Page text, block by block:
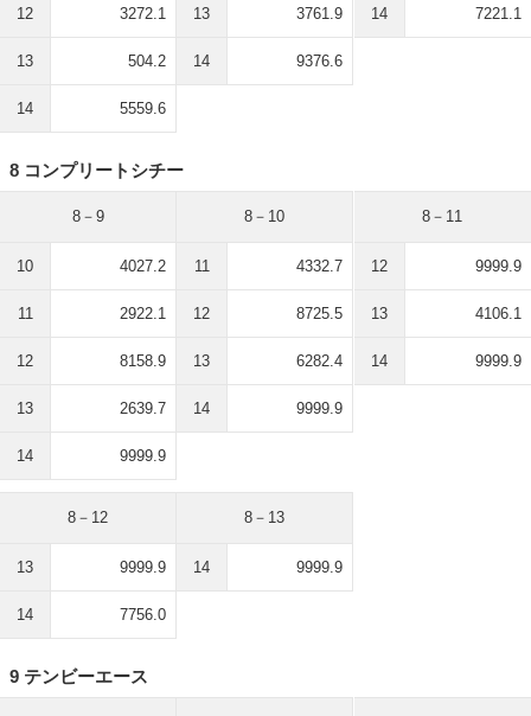
12 3272.1
13 504.2
14 5559.6
13 3761.9
14 9376.6
14 7221.1
8 コンプリートシチー
8－9
10 4027.2
11 2922.1
12 8158.9
13 2639.7
14 9999.9
8－10
11 4332.7
12 8725.5
13 6282.4
14 9999.9
8－11
12 9999.9
13 4106.1
14 9999.9
8－12
13 9999.9
14 7756.0
8－13
14 9999.9
9 テンビーエース